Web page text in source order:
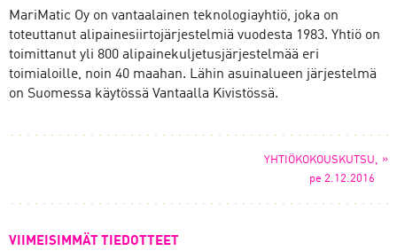
MariMatic Oy on vantaalainen teknologiayhtiö, joka on
toteuttanut alipainesiirtojärjestelmiä vuodesta 1983. Yhtiö on
toimittanut yli 800 alipainekuljetusjärjestelmää eri
toimialoille, noin 40 maahan. Lähin asuinalueen järjestelmä
on Suomessa käytössä Vantaalla Kivistössä.
YHTIÖKOKOUSKUTSU,
pe 2.12.2016
»
VIIMEISIMMÄT TIEDOTTEET